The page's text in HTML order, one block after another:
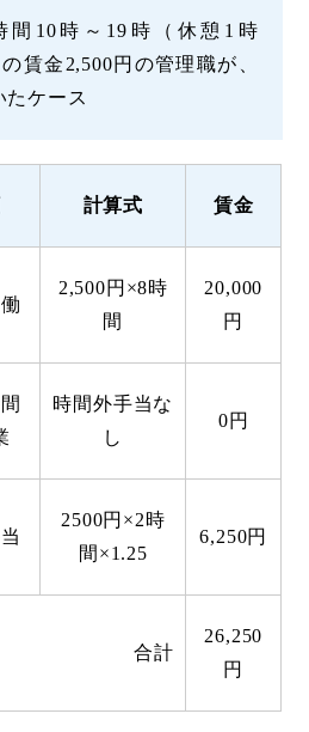
間10時～19時（休憩1時
賃金2,500円の管理職が、
たケース
計算式 賃金
2,500円×8時
間
20,000
円
時間外手当な
し
0円
2500円×2時
間×1.25
6,250円
合計
26,250
円